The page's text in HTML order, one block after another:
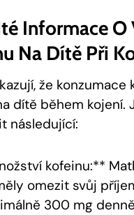
Informace O
Na Dítě Při
že konzumace
dítě během kojení.
následující:
kofeinu:**
omezit svůj
300 mg